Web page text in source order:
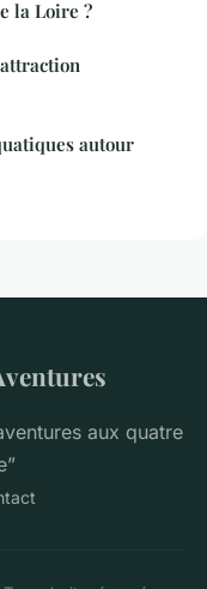
la Loire ?
autour
aux quatre